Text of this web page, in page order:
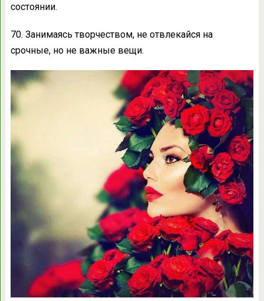
состоянии.
70. Занимаясь творчеством, не отвлекайся на
срочные, но не важные вещи.